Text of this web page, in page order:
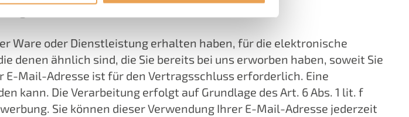
Ware oder Dienstleistung erhalten haben, für die elektronische
denen ähnlich sind, die Sie bereits bei uns erworben haben, soweit Sie
Mail-Adresse ist für den Vertragsschluss erforderlich. Eine
kann. Die Verarbeitung erfolgt auf Grundlage des Art. 6 Abs. 1 lit. f
Sie können dieser Verwendung Ihrer E-Mail-Adresse jederzeit